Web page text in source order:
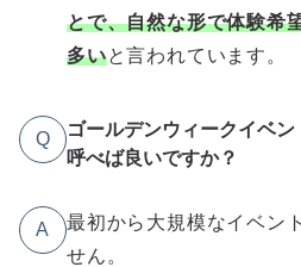
とで、自然な形で体験希
多いと言われています。
Q
ゴールデンウィークイベ
呼べば良いですか？
A
最初から大規模なイベン
せん。